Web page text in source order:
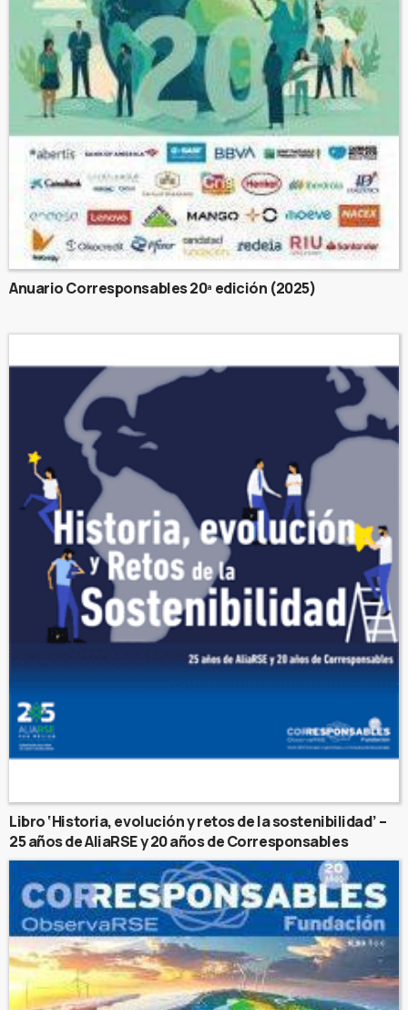
Anuario Corresponsables 20ª edición (2025)
Libro ‘Historia, evolución y retos de la sostenibilidad’ –
25 años de AliaRSE y 20 años de Corresponsables